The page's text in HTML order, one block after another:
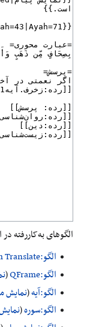
الگوهای به‌کاررفته
الگو:Makarem Translate
الگو:QFrame
(
الگو:آیه(نمایش
الگو:سوره(